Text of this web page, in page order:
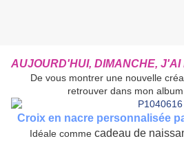
AUJOURD'HUI, DIMANCHE, J'AI
De vous montrer une nouvelle
retrouver dans mon album
Croix en nacre personnalisée
Idéale comme cadeau de